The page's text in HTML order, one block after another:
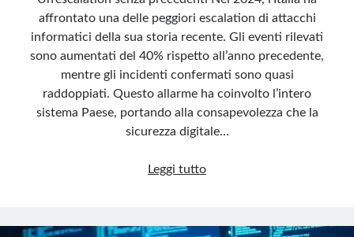
affrontato una delle peggiori escalation di attacchi
informatici della sua storia recente. Gli eventi rilevati
sono aumentati del 40% rispetto all’anno precedente,
mentre gli incidenti confermati sono quasi
raddoppiati. Questo allarme ha coinvolto l’intero
sistema Paese, portando alla consapevolezza che la
sicurezza digitale…
Leggi tuttoCybersicurezza
sotto